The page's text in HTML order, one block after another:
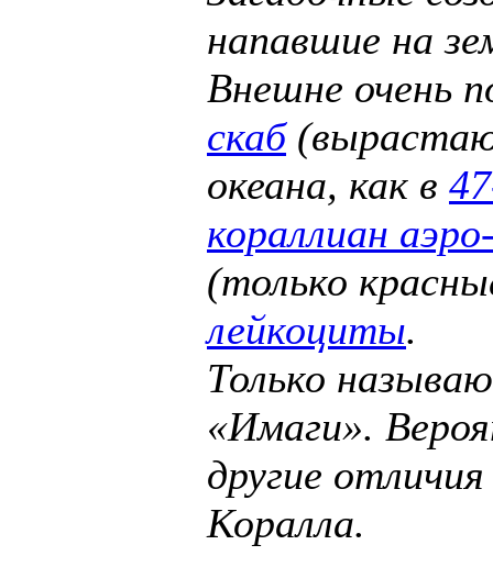
напавшие на
Внешне очень
скаб
океана, как в
кораллиан
(только
лейкоциты.
Только
«Имаги».
другие
Коралла.